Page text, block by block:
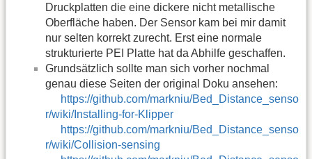
Druckplatten die eine dickere nicht metallische
Oberfläche haben. Der Sensor kam bei mir damit
nur selten korrekt zurecht. Erst eine normale
strukturierte PEI Platte hat da Abhilfe geschaffen.
Grundsätzlich sollte man sich vorher nochmal
genau diese Seiten der original Doku ansehen:
https://github.com/markniu/Bed_Distance_senso
r/wiki/Installing-for-Klipper
https://github.com/markniu/Bed_Distance_senso
r/wiki/Collision-sensing